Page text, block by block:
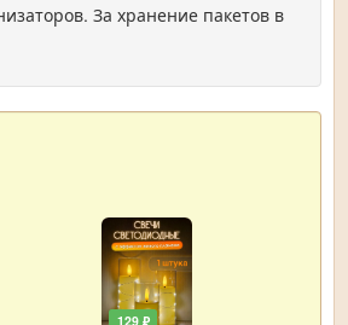
За хранение пакетов в
129 ₽